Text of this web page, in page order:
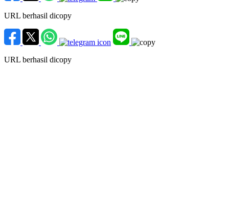
URL berhasil dicopy
URL berhasil dicopy